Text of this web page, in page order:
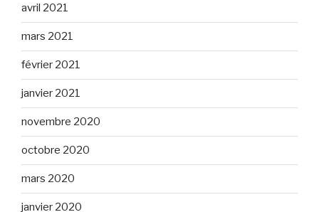
avril 2021
mars 2021
février 2021
janvier 2021
novembre 2020
octobre 2020
mars 2020
janvier 2020